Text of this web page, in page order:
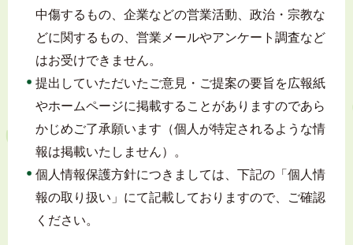
中傷するもの、企業などの営業活動、政治・宗教な
どに関するもの、営業メールやアンケート調査など
はお受けできません。
提出していただいたご意見・ご提案の要旨を広報紙
やホームページに掲載することがありますのであら
かじめご了承願います（個人が特定されるような情
報は掲載いたしません）。
個人情報保護方針につきましては、下記の「個人情
報の取り扱い」にて記載しておりますので、ご確認
ください。